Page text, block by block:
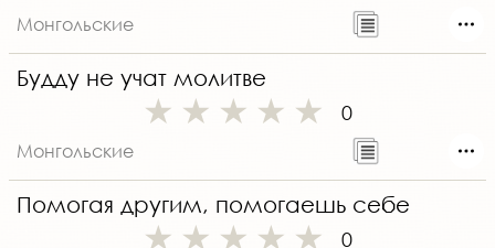
Монгольские
Будду не учат молитве
0
Монгольские
Помогая другим, помогаешь себе
0